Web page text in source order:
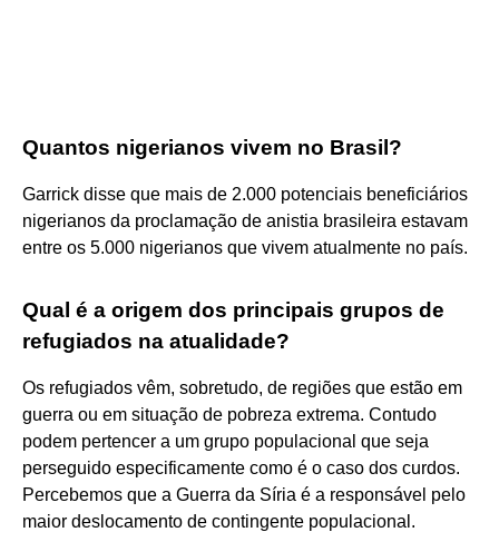
Quantos nigerianos vivem no Brasil?
Garrick disse que mais de 2.000 potenciais beneficiários
nigerianos da proclamação de anistia brasileira estavam
entre os 5.000 nigerianos que vivem atualmente no país.
Qual é a origem dos principais grupos de
refugiados na atualidade?
Os refugiados vêm, sobretudo, de regiões que estão em
guerra ou em situação de pobreza extrema. Contudo
podem pertencer a um grupo populacional que seja
perseguido especificamente como é o caso dos curdos.
Percebemos que a Guerra da Síria é a responsável pelo
maior deslocamento de contingente populacional.